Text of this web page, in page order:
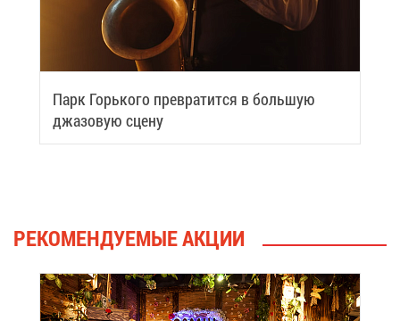
Парк Горь­ко­го пре­вра­тит­ся в боль­шую
джа­зо­вую сце­ну
РЕ­КО­МЕН­ДУ­Е­МЫЕ АК­ЦИИ